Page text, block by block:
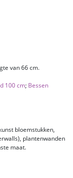
van 66 cm.
100 cm; Bessen
bloemstukken,
plantenwanden
maat.